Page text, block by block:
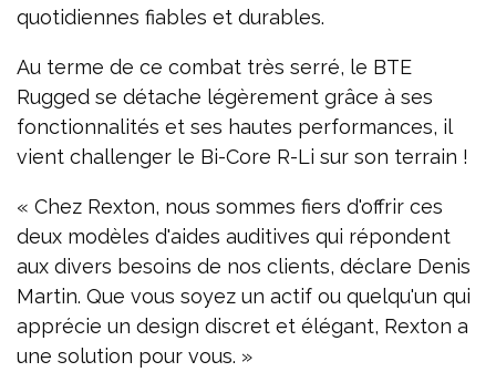
quotidiennes fiables et durables.
Au terme de ce combat très serré, le BTE
Rugged se détache légèrement grâce à ses
fonctionnalités et ses hautes performances, il
vient challenger le Bi-Core R-Li sur son terrain !
« Chez Rexton, nous sommes fiers d'offrir ces
deux modèles d'aides auditives qui répondent
aux divers besoins de nos clients, déclare Denis
Martin. Que vous soyez un actif ou quelqu'un qui
apprécie un design discret et élégant, Rexton a
une solution pour vous. »